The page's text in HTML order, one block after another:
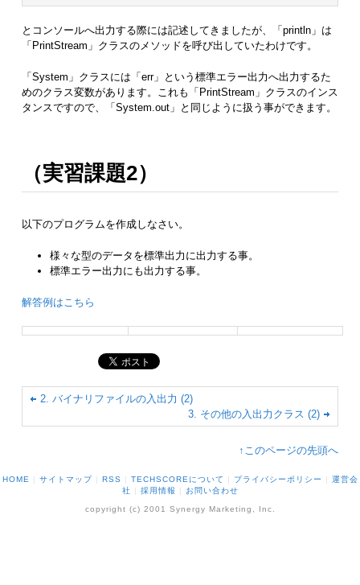
とコンソールへ出力する際には記述してきましたが、「println」は
「PrintStream」クラスのメソッドを呼び出していたわけです。
「System」クラスには「err」という標準エラー出力へ出力するた
めのクラス変数があります。これも「PrintStream」クラスのインス
タンスですので、「System.out」と同じように扱う事ができます。
（実習課題2）
以下のプログラムを作成しなさい。
様々な型のデータを標準出力に出力する事。
標準エラー出力にも出力する事。
解答例はこちら
2. バイナリファイルの入出力 (2)
3. その他の入出力クラス (2)
↑このページの先頭へ
HOME | サイトマップ| RSS | TECHSCOREについて | プライバシーポリシー | 運営会
社 | 採用情報 | お問い合わせ
copyright (c) 2001 Synergy Marketing, Inc.